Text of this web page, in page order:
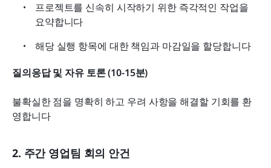
프로젝트를 신속히 시작하기 위한 즉각적인 작업을
요약합니다
해당 실행 항목에 대한 책임과 마감일을 할당합니다
질의응답 및 자유 토론 (10-15분)
불확실한 점을 명확히 하고 우려 사항을 해결할 기회를 환
영합니다
2. 주간 영업팀 회의 안건